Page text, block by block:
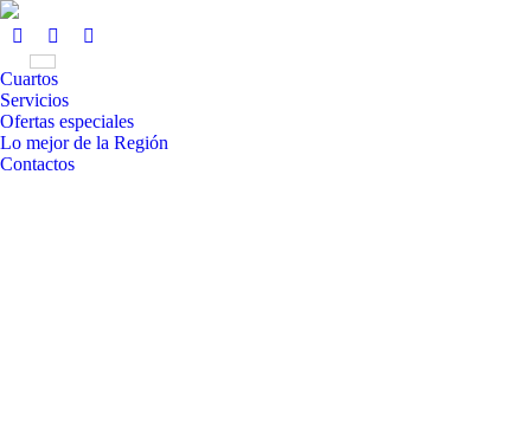
Cuartos
Servicios
Ofertas especiales
Lo mejor de la Región
Contactos